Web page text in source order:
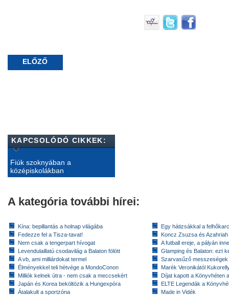
ELŐZŐ
KAPCSOLÓDÓ CIKKEK:
Fiúk szoknyában a
középiskolákban
A kategória további hírei:
Kína: bepillantás a holnap világába
Fedezze fel a Tisza-tavat!
Nem csak a tengerpart hívogat
Levendulaillatú csodavilág a Balaton fölött
A vb, ami milliárdokat termel
Élményekkel teli hétvége a MondoConon
Milliók kelnek útra - nem csak a meccsekért
Japán és Korea beköltözik a Hungexpóra
Átalakult a sportzóna
Egy hátizsákkal a
Koncz Zsuzsa és
A futball ereje, a pályán
Glamping és Balaton: ezt
Szarvasűző messzeségek
Marék Veronikától
Díjat kapott a Könyvhéten
ELTE Legendák a
Made in Vidék